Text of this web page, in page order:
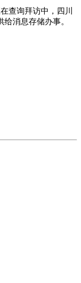
询拜访中，四川
消息存储办事。